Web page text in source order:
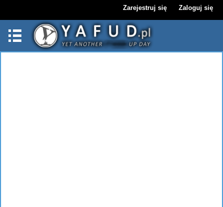
Zarejestruj się Zaloguj się